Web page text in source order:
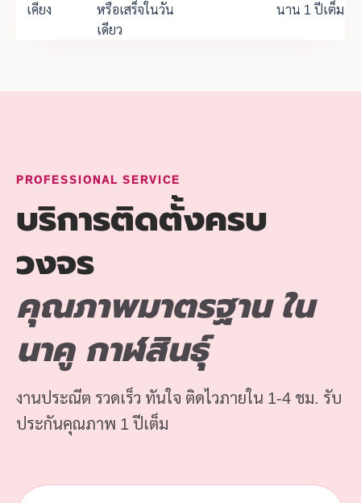
เคียง
หรือเสร็จในวัน
เดียว
นาน 1 ปีเต็ม
PROFESSIONAL SERVICE
บริการติดตั้งครบ
วงจร
คุณภาพมาตรฐาน ใน
นาคู กาฬสินธุ์
งานประณีต รวดเร็ว ทันใจ ติดไวภายใน 1-4 ชม. รับ
ประกันคุณภาพ 1 ปีเต็ม